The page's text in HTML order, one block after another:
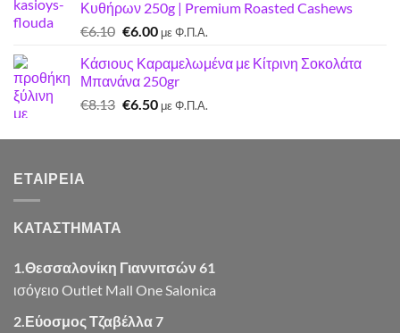
€7.22.είναι:
€7.00.
Κυθήρων 250g | Premium Roasted Cashews
€6.10 Original
was:
€6.10.
€6.00Η
τιμή
είναι:
€6.00.
με Φ.Π.Α.
Κάσιους Καραμελωμένα με Κίτρινη Σοκολάτα
Μπανάνα 250gr
€8.13 Original
was:
€6.50Η
τιμή
με Φ.Π.Α.
ΕΤΑΙΡΕΊΑ
ΚΑΤΑΣΤΗΜΑΤΑ
1.Θεσσαλονίκη Γιαννιτσών 61
ισόγειο Outlet Mall One Salonica
2.Εύοσμος Τζαβέλλα 7